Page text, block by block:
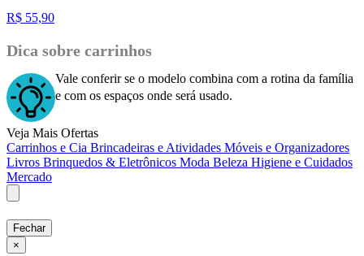
R$ 55,90
Dica sobre carrinhos
Vale conferir se o modelo combina com a rotina da família
e com os espaços onde será usado.
Veja Mais Ofertas
Carrinhos e Cia Brincadeiras e Atividades Móveis e Organizadores
Livros Brinquedos & Eletrônicos Moda Beleza Higiene e Cuidados
Mercado
Fechar
×